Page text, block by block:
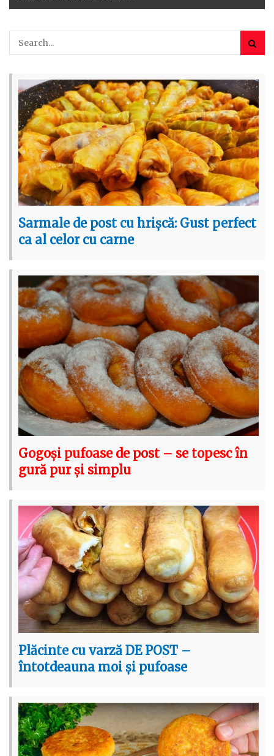
Sarmale de post cu hrișcă: Gust perfect
ca al celor cu carne
Gogoși pufoase de post – se topesc în
gură pur și simplu
Plăcinte cu varză DE POST –
întotdeauna moi și pufoase